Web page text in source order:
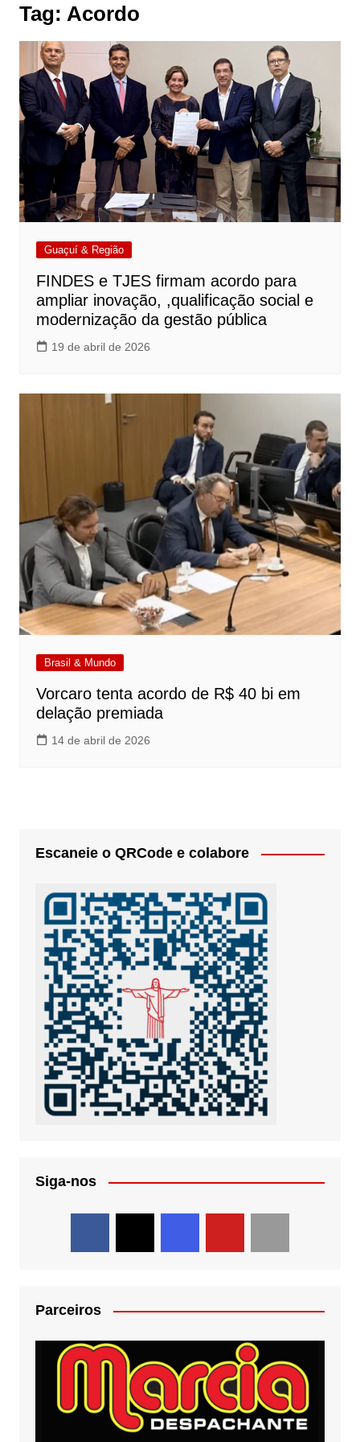
Tag: Acordo
Guaçuí & Região
FINDES e TJES firmam acordo para
ampliar inovação, ,qualificação social e
modernização da gestão pública
19 de abril de 2026
Brasil & Mundo
Vorcaro tenta acordo de R$ 40 bi em
delação premiada
14 de abril de 2026
Escaneie o QRCode e colabore
Siga-nos
Parceiros